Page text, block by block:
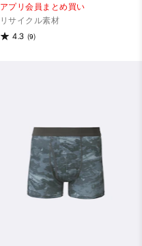
アプリ会員まとめ買い
リサイクル素材
4.3 (9)